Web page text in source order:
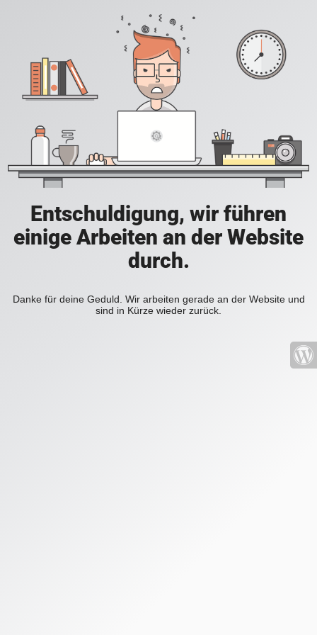
Entschuldigung, wir führen
einige Arbeiten an der Website
durch.
Danke für deine Geduld. Wir arbeiten gerade an der Website und
sind in Kürze wieder zurück.